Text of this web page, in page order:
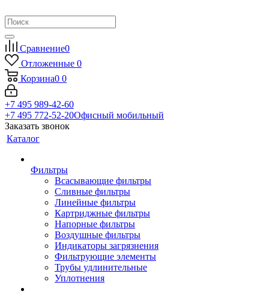
Сравнение0
Отложенные 0
Корзина0 0
+7 495 989-42-60
+7 495 772-52-20Офисный мобильный
Заказать звонок
Каталог
Фильтры
Всасывающие фильтры
Сливные фильтры
Линейные фильтры
Картриджные фильтры
Напорные фильтры
Воздушные фильтры
Индикаторы загрязнения
Фильтрующие элементы
Трубы удлинительные
Уплотнения